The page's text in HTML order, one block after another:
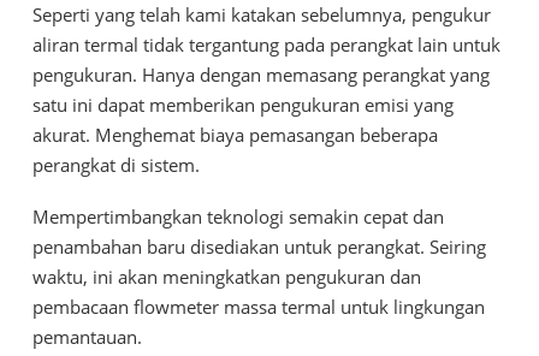
Seperti yang telah kami katakan sebelumnya, pengukur
aliran termal tidak tergantung pada perangkat lain untuk
pengukuran. Hanya dengan memasang perangkat yang
satu ini dapat memberikan pengukuran emisi yang
akurat. Menghemat biaya pemasangan beberapa
perangkat di sistem.
Mempertimbangkan teknologi semakin cepat dan
penambahan baru disediakan untuk perangkat. Seiring
waktu, ini akan meningkatkan pengukuran dan
pembacaan flowmeter massa termal untuk lingkungan
pemantauan.